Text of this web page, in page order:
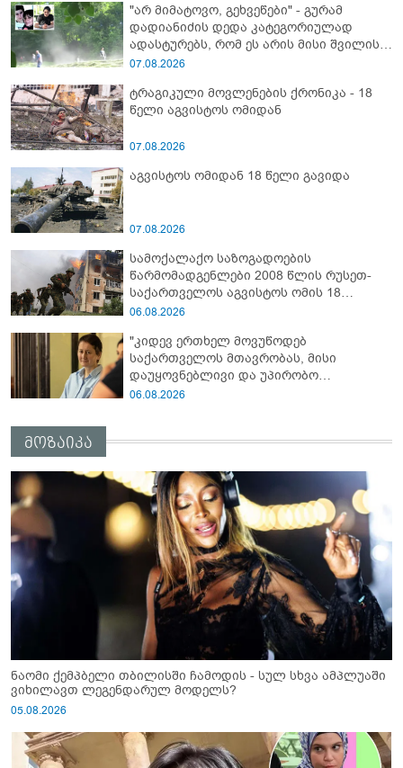
"არ მიმატოვო, გეხვეწები" - გუ­რა­მ
დადიანიძის დედა კა­ტე­გო­რი­უ­ლად
ადას­ტუ­რებს, რომ ეს არის მისი შვი­ლის
ხმა
07.08.2026
ტრაგიკული მოვლენების ქრონიკა - 18
წელი აგვისტოს ომიდან
07.08.2026
აგვისტოს ომიდან 18 წელი გავიდა
07.08.2026
სამოქალაქო საზოგადოების
წარმომადგენლები 2008 წლის რუსეთ-
საქართველოს აგვისტოს ომის 18
წლისთავთან დაკავშირებით ერთობლივ
06.08.2026
"კიდევ ერთხელ მოვუწოდებ
საქართველოს მთავრობას, მისი
დაუყოვნებლივი და უპირობო
გათავისუფლებისკენ" - რას წერს ეუთო-ს
06.08.2026
მოზაიკა
ნაომი ქემპბელი თბილისში ჩამოდის - სულ სხვა ამპლუაში
ვიხილავთ ლეგენდარულ მოდელს?
05.08.2026